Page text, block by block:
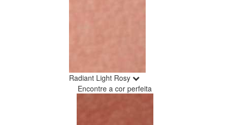
Radiant Light Rosy
Encontre a cor perfeita